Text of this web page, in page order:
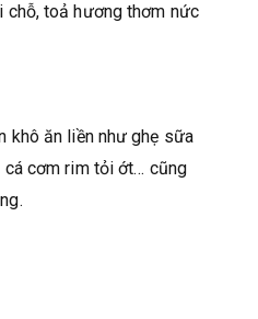
toả hương thơm nức
khô ăn liền như ghẹ sữa
cá cơm rim tỏi ớt… cũng